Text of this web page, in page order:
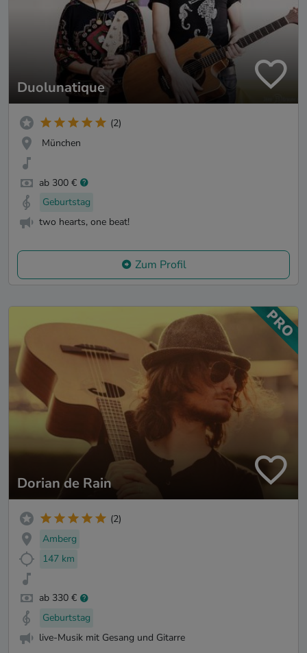
Duolunatique
(2)
München
ab 300 €
Geburtstag
two hearts, one beat!
Zum Profil
Dorian de Rain
(2)
Amberg
147 km
ab 330 €
Geburtstag
live-Musik mit Gesang und Gitarre